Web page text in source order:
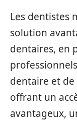
Les dentistes
solution
dentaires, en
dentaire et de
offrant un
avantageux,